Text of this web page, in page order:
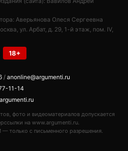
Аверьянова Олеся Сергеевна
ул. Арбат, д. 29, 1-й этаж, пом. IV,
18+
/ anonline@argumenti.ru
11-14
фото и видеоматериалов допускается
на www.argumenti.ru.
только с письменного разрешения.